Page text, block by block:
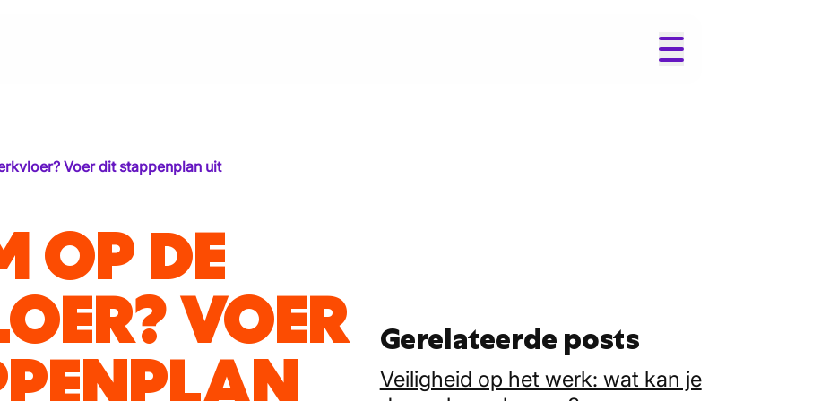
Voer dit stappenplan uit
OP DE
VOER Gerelateerde posts
Veiligheid op het werk: wat kan je